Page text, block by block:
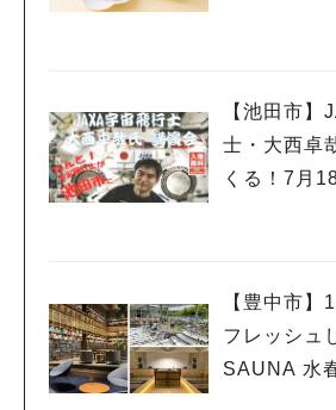
【池田市】
士・大西卓
くる！7月
【豊中市】
フレッシュ
SAUNA 水